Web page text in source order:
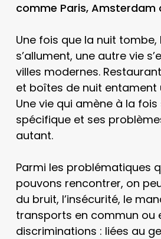
comme Paris, Amsterdam
Une fois que la nuit
s’allument, une autre vie
villes modernes.
et boîtes de nuit entament
Une vie qui amène à la
spécifique et ses
autant.
Parmi les problématiques
pouvons rencontrer, on
du bruit, l’insécurité, le
transports en commun ou
discriminations : liées au